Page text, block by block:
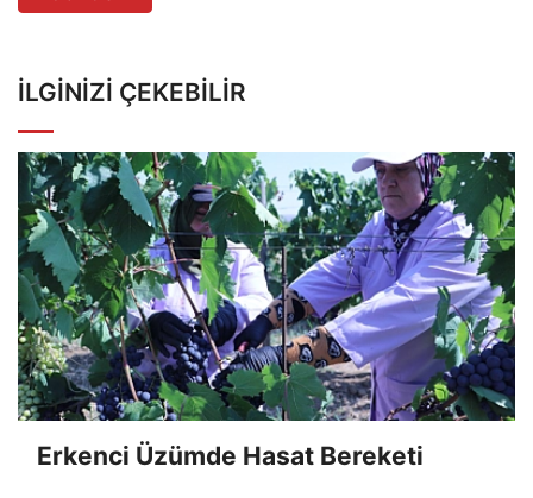
İLGINIZI ÇEKEBILIR
Erkenci Üzümde Hasat Bereketi